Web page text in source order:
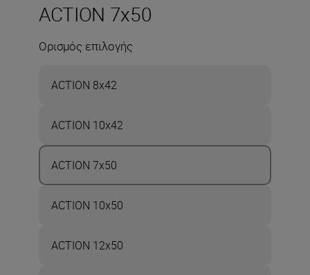
ACTION 7x50
Ορισμός επιλογής
ACTION 8x42
ACTION 10x42
ACTION 7x50
ACTION 10x50
ACTION 12x50